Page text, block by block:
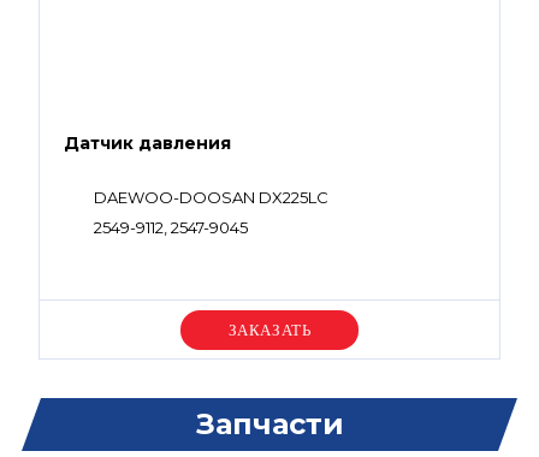
Датчик давления
DAEWOO-DOOSAN DX225LC
2549-9112, 2547-9045
Уточняйте цену
Запчасти